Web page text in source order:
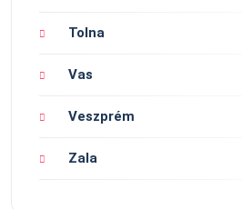
Tolna
Vas
Veszprém
Zala